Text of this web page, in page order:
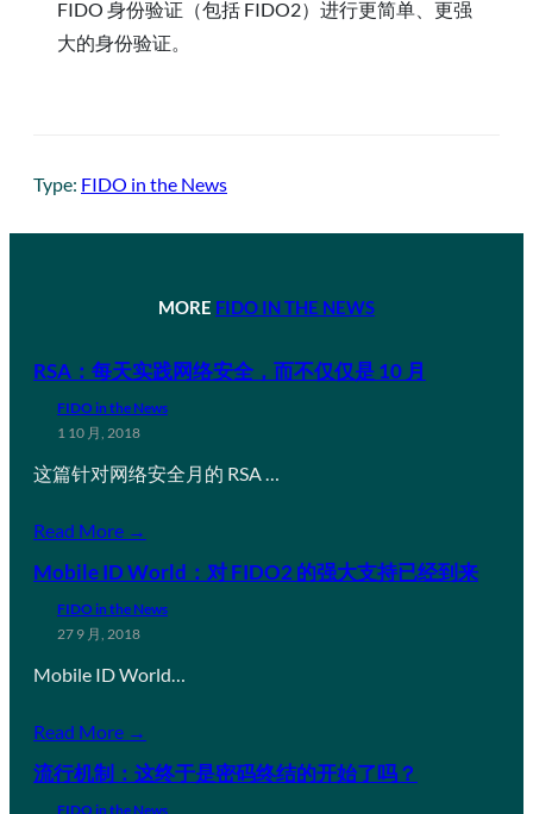
FIDO 身份验证（包括 FIDO2）进行更简单、更强
大的身份验证。
Type: FIDO in the News
MORE FIDO IN THE NEWS
RSA：每天实践网络安全，而不仅仅是 10 月
FIDO in the News
1 10 月, 2018
这篇针对网络安全月的 RSA …
Read More →
Mobile ID World：对 FIDO2 的强大支持已经到来
FIDO in the News
27 9 月, 2018
Mobile ID World…
Read More →
流行机制：这终于是密码终结的开始了吗？
FIDO in the News